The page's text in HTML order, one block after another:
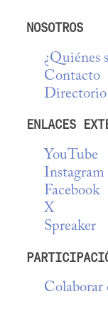
NOSOTROS
¿Quiénes
Contacto
Directorio
ENLACES
YouTube
Instagram
Facebook
X
Spreaker
Colaborar